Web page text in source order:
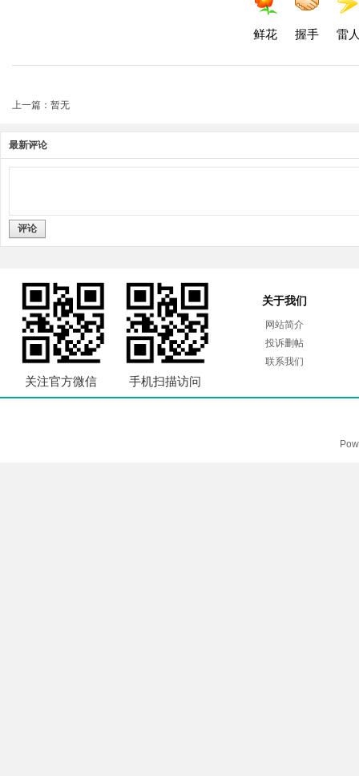
鲜花 握手 雷
上一篇：暂无
最新评论
评论
关注官方微信 手机扫描访问
关于我们
网站简介
投诉删帖
联系我们